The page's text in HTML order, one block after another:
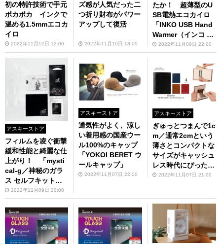
初の特許技術で手元
ポカポカ インクで
温める1.5mmエコカ
イロ
2022年11月12日 12:00
ズ感が人気だった二
つ折り財布がパワー
アップして復活
2022年11月10日 18:00
たか！ 超薄型のU
SB電熱エコカイロ
「INKO USB Hand
Warmer（インコ US
B ハンドウォーマ
ー） 」予約受付中
2022年11月09日 22:00
アスキーストア
フィルムを凌ぐ衝撃
緩和性能と綺麗な仕
上がり！ 「mysti
cal-g／神秘のガラ
ス セルフキット
（スマホ全面2台
分）」販売中
2022年11月09日 20:00
アスキーストア
通気性がよく、涼し
い着用感の国産ウー
ル100%のキャップ
「YOKOI BERET ウ
ールキャップ」
2022年11月07日 22:00
アスキーストア
ぎゅっとつまんで1c
m／通常2cmという
薄さとコンパクトな
サイズがキャッシュ
レス時代にぴった
り 「MILAGRO
クトウォレット」
2022年11月07日 21:00